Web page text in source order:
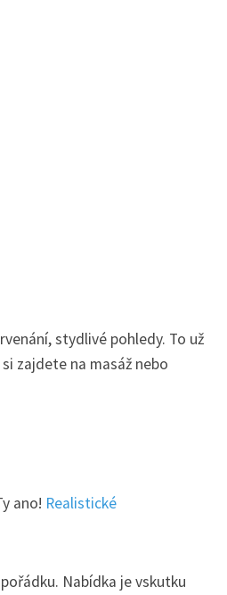
stydlivé pohledy. To už
zajdete na masáž nebo
ano! Realistické
Nabídka je vskutku